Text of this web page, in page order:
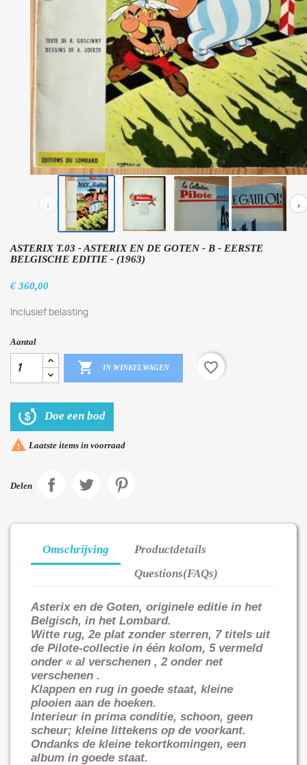
‹ ›
ASTERIX T.03 - ASTERIX EN DE GOTEN - B - EERSTE
BELGISCHE EDITIE - (1963)
€ 360,00
Inclusief belasting
Aantal
 IN WINKELWAGEN favorite_border
Doe een bod
 Laatste items in voorraad
Delen
Omschrijving
Productdetails
Questions(FAQs)
Asterix en de Goten, originele editie in het
Belgisch, in het Lombard.
Witte rug, 2e plat zonder sterren, 7 titels uit
de Pilote-collectie in één kolom, 5 vermeld
onder « al verschenen , 2 onder net
verschenen .
Klappen en rug in goede staat, kleine
plooien aan de hoeken.
Interieur in prima conditie, schoon, geen
scheur; kleine littekens op de voorkant.
Ondanks de kleine tekortkomingen, een
album in goede staat.